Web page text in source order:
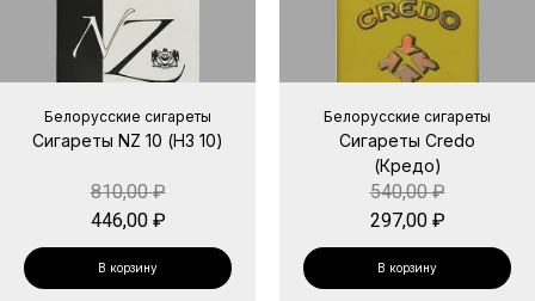
Белорусские сигареты
Сигареты NZ 10 (НЗ 10)
810,00₽
446,00 ₽
В корзину
Белорусские сигареты
Сигареты Credo
(Кредо)
540,00₽
297,00 ₽
В корзину